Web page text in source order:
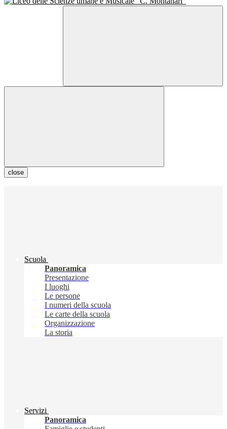
close
Scuola
Panoramica
Presentazione
I luoghi
Le persone
I numeri della scuola
Le carte della scuola
Organizzazione
La storia
Servizi
Panoramica